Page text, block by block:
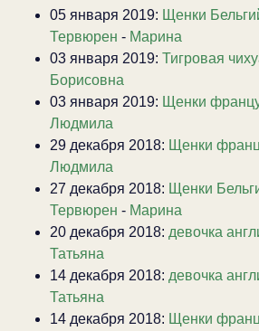
05 января 2019: Щенки
Тервюрен - Марина
03 января 2019: Тигровая
Борисовна
03 января 2019: Щенки
Людмила
29 декабря 2018: Щенки
Людмила
27 декабря 2018: Щенки
Тервюрен - Марина
20 декабря 2018: девочка
Татьяна
14 декабря 2018: девочка
Татьяна
14 декабря 2018: Щенки